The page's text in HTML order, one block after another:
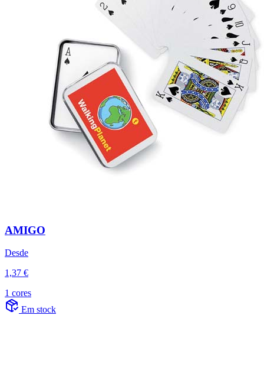
AMIGO
Desde
1,37 €
1 cores
Em stock